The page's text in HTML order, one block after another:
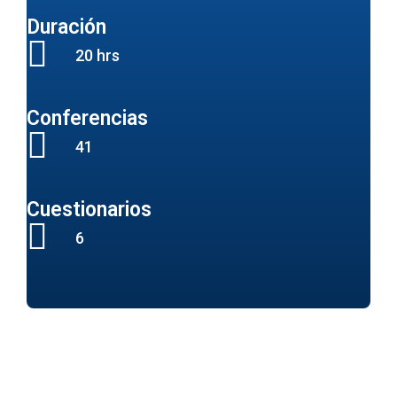
Duración
20 hrs
Conferencias
41
Cuestionarios
6